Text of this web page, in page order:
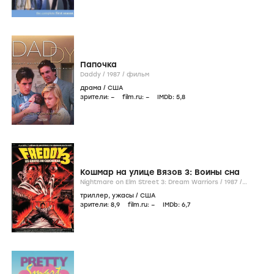
Папочка
Daddy / 1987 / фильм
драма / США
зрители: – film.ru: – IMDb: 5,8
Кошмар на улице Вязов 3: Воины сна
Nightmare on Elm Street 3: Dream Warriors / 1987 /
триллер, ужасы / США
зрители: 8,9 film.ru: – IMDb: 6,7